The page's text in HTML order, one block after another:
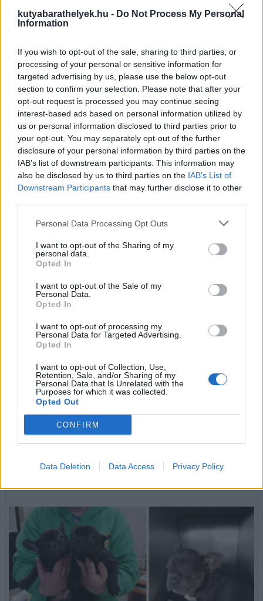
kutyabarathelyek.hu - Do Not Process My Personal
Information
If you wish to opt-out of the sale, sharing to third parties, or
processing of your personal or sensitive information for
targeted advertising by us, please use the below opt-out
section to confirm your selection. Please note that after your
opt-out request is processed you may continue seeing
interest-based ads based on personal information utilized by
us or personal information disclosed to third parties prior to
your opt-out. You may separately opt-out of the further
disclosure of your personal information by third parties on the
IAB’s list of downstream participants. This information may
also be disclosed by us to third parties on the IAB’s List of
Downstream Participants that may further disclose it to other
Personal Data Processing Opt Outs
I want to opt-out of the Sharing of my
personal data.
Opted In
I want to opt-out of the Sale of my
Personal Data.
Opted In
I want to opt-out of processing my
Personal Data for Targeted Advertising.
Opted In
I want to opt-out of Collection, Use,
Retention, Sale, and/or Sharing of my
Personal Data that Is Unrelated with the
Purposes for which it was collected.
Opted Out
CONFIRM
Data Deletion Data Access Privacy Policy
Jótékonysági és irodalmi programokat rendeznek vasárnap a
Rex Állatszigeten
Egész napos jótékonysági és irodalmi programok, játékok,
előadások is várják az állatbarátokat a Rex Állatszigeten Újpesten
vasárnap a macskák február 17-i világnapja alkalmából.
Új életet kezdhetnek az Afganisztánból kimenekített kutyák és
"Megtanultuk, hogy nem létezik lehetetlen, bármire képesek
köszönhetően.